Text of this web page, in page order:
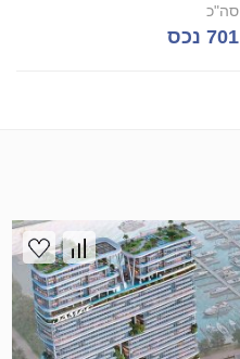
סה"כ
701 נכס